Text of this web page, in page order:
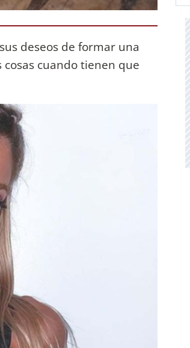
deseos de formar una
cosas cuando tienen que